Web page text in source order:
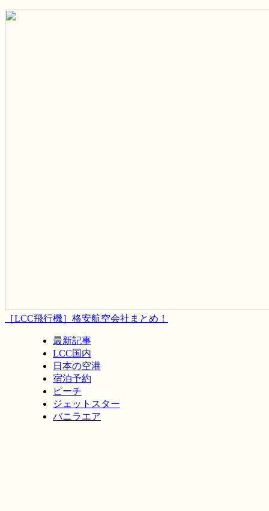
［LCC飛行機］格安航空会社まとめ！
最新記事
LCC国内
日本の空港
宿泊予約
ピーチ
ジェットスター
バニラエア